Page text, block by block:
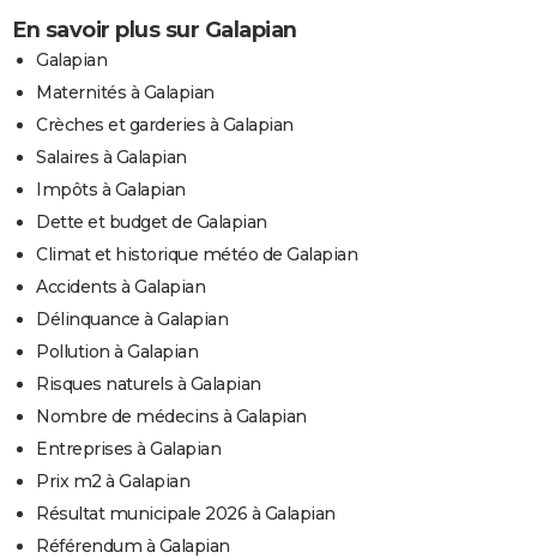
En savoir plus sur Galapian
Galapian
Maternités à Galapian
Crèches et garderies à Galapian
Salaires à Galapian
Impôts à Galapian
Dette et budget de Galapian
Climat et historique météo de Galapian
Accidents à Galapian
Délinquance à Galapian
Pollution à Galapian
Risques naturels à Galapian
Nombre de médecins à Galapian
Entreprises à Galapian
Prix m2 à Galapian
Résultat municipale 2026 à Galapian
Référendum à Galapian